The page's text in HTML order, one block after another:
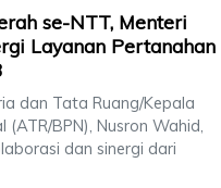
se-NTT, Menteri
Layanan Pertanahan
dan Tata Ruang/Kepala
BPN), Nusron Wahid,
dan sinergi dari